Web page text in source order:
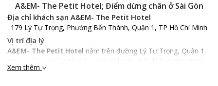
A&EM- The Petit Hotel; Điểm dừng chân ở Sài Gòn
Địa chỉ khách sạn A&EM- The Petit Hotel
179 Lý Tự Trọng, Phường Bến Thành, Quận 1, TP Hồ Chí Minh
Vị trí địa lý
A&EM- The Petit Hotel nằm trên đường Lý Tự Trọng, Quận 1.
Với vị trí trung tâm Sài Gòn, chỉ vài bước chân là bạn đến được
chợ Bến Thành, Đền Mariamman, công viên Tao Đàn và Dinh
Xem thêm